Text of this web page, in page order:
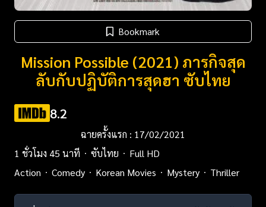
Bookmark
Mission Possible (2021) ภารกิจสุด
ลับกับปฏิบัติการสุดฮา ซับไทย
8.2
ฉายครั้งแรก : 17/02/2021
1 ชั่วโมง 45 นาที
ซับไทย
Full HD
Action
Comedy Korean Movies Mystery Thriller